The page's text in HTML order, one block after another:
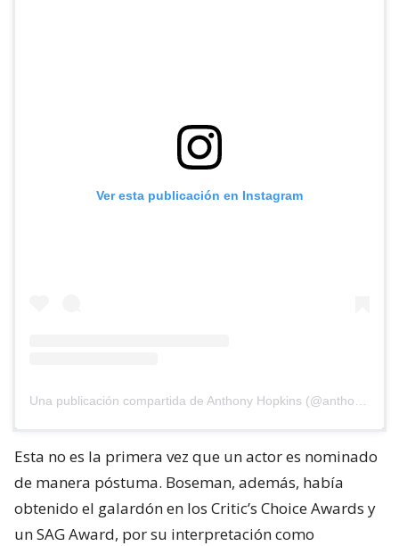
Ver esta publicación en Instagram
Esta no es la primera vez que un actor es nominado
de manera póstuma. Boseman, además, había
obtenido el galardón en los Critic’s Choice Awards y
un SAG Award, por su interpretación como